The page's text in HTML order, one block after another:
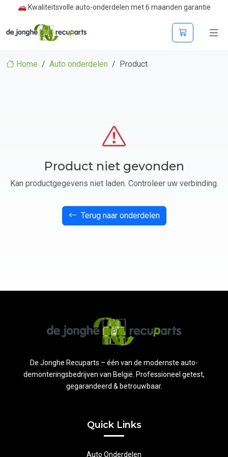
🚗 Kwaliteitsvolle auto-onderdelen met 6 maanden garantie
Home Auto onderdelen Product
Product niet gevonden
Kan productgegevens niet laden. Controleer uw verbinding.
Terug naar onderdelen
De Jonghe Recuparts – één van de modernste auto-
demonteringsbedrijven van België. Professioneel getest,
gegarandeerd & betrouwbaar.
Quick Links
Auto Onderdelen